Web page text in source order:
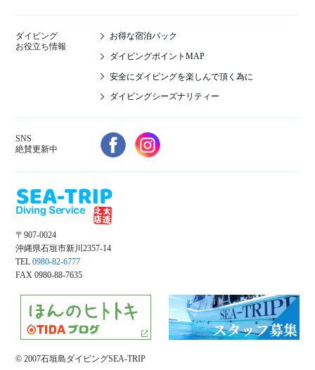
ダイビング
お役立ち情報
お得な宿泊パック
ダイビングポイントMAP
安全にダイビングを楽しんで頂く為に
ダイビングシーズナリティー
SNS
絶賛更新中
〒907-0024
沖縄県石垣市新川2357-14
TEL 0980-82-6777
FAX 0980-88-7635
© 2007石垣島ダイビングSEA-TRIP